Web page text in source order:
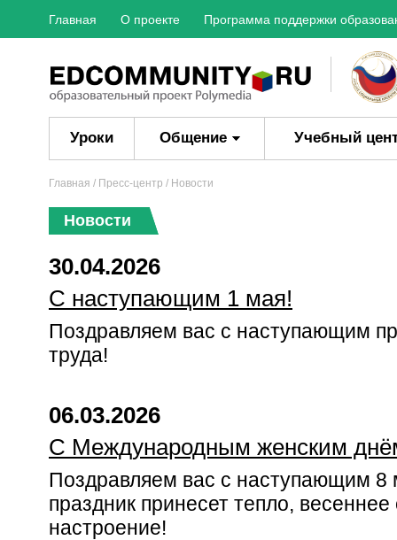
Главная О проекте Программа поддержки
Уроки Общение Учебный
Главная / Пресс-центр / Новости
Новости
30.04.2026
С наступающим 1 мая!
Поздравляем вас с наступающим
труда!
06.03.2026
С Международным женским
Поздравляем вас с наступающим 8
праздник принесет тепло,
настроение!